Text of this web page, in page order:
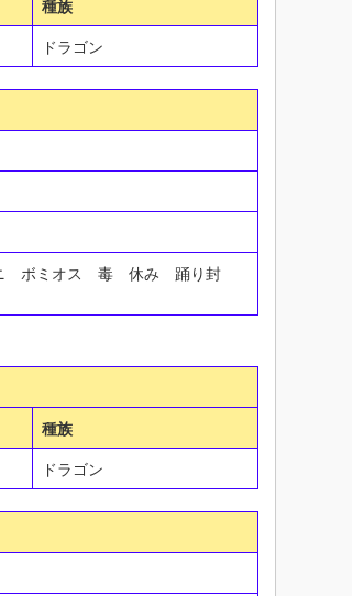
種族
ドラゴン
ボミオス 毒 休み 踊り封
種族
ドラゴン